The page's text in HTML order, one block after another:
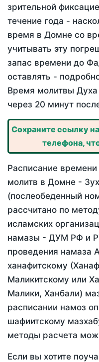
зрительной
течение года -
время в Домне со
учитывать эту
запас времени до
оставлять -
Время молитвы
через 20 минут
Сохраните ссылку
телефона,
Расписание
молитв в Домне -
(послеобеденный
рассчитано по
исламских
намазы - ДУМ РФ и
проведения намаза
ханафитскому
Маликитскому или
Малики, Ханбали)
расписании намоз
шафиитскому
методы расчета
Если вы хотите